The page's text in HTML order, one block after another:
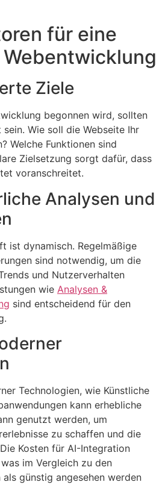
für eine
Ziele
begonnen wird, sollten
Wie soll die Webseite Ihr
Welche Funktionen sind
Zielsetzung sorgt dafür, dass
voranschreitet.
Analysen und
ist dynamisch. Regelmäßige
sind notwendig, um die
und Nutzerverhalten
wie Analysen &
sind entscheidend für den
Technologien, wie Künstliche
kann erhebliche
genutzt werden, um
zu schaffen und die
Kosten für AI-Integration
im Vergleich zu den
günstig angesehen werden